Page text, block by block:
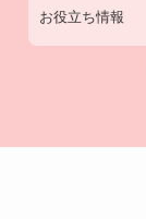
お役立ち情報